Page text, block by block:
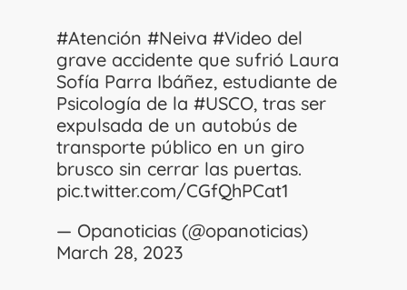
#Atención #Neiva #Video del
grave accidente que sufrió Laura
Sofía Parra Ibáñez, estudiante de
Psicología de la#USCO, tras ser
expulsada de un autobús de
transporte público en un giro
brusco sin cerrar las puertas.
pic.twitter.com/CGfQhPCat1
— Opanoticias (@opanoticias)
March 28, 2023